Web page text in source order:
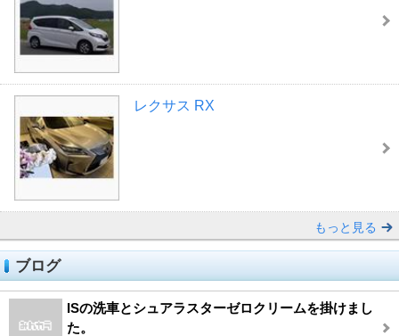
レクサス RX
もっと見る
ブログ
ISの洗車とシュアラスターゼロクリームを掛けまし
た。